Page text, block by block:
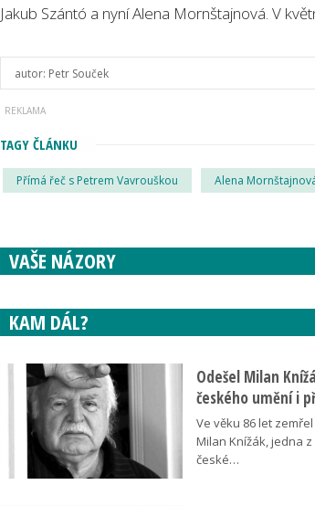
Jakub Szántó a nyní Alena Mornštajnová. V
autor: Petr Souček
TAGY ČLÁNKU
Přímá řeč s Petrem Vavrouškou Alena
VAŠE NÁZORY
KAM DÁL?
Odešel Milan
českého umění i
Ve věku 86 let
Milan Knížák, jedna
české…